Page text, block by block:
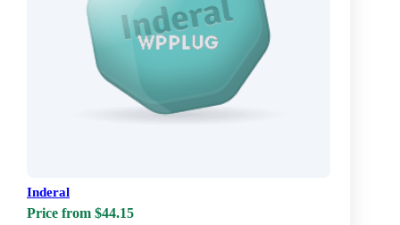
Inderal
Price from $44.15